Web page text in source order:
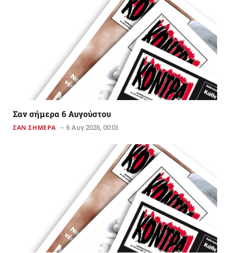
Σαν σήμερα 6 Αυγούστου
ΣΑΝ ΣΗΜΕΡΑ 6 Αυγ 2026, 00:01